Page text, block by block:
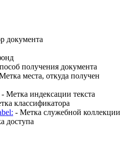
документа
получения документа
места, откуда получен
- Метка индексации текста
классификатора
- Метка служебной коллекции
доступа